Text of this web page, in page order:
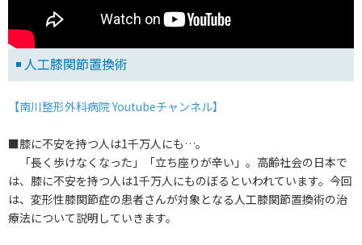
人工膝関節置換術
【南川整形外科病院 Youtubeチャンネル】
■膝に不安を持つ人は1千万人にも…。
「長く歩けなくなった」「立ち座りが辛い」。高齢社会の日本で
は、膝に不安を持つ人は1千万人にものぼるといわれています。今回
は、変形性膝関節症の患者さんが対象となる人工膝関節置換術の治
療法について説明していきます。